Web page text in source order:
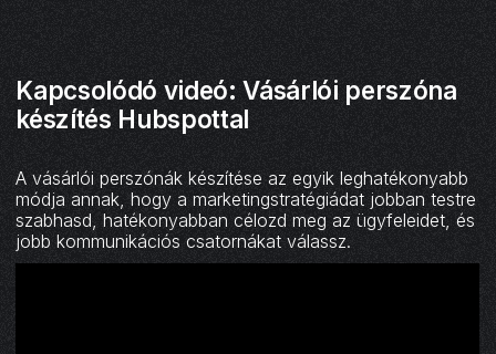
Kapcsolódó videó: Vásárlói perszóna
készítés Hubspottal
A vásárlói perszónák készítése az egyik leghatékonyabb
módja annak, hogy a marketingstratégiádat jobban testre
szabhasd, hatékonyabban célozd meg az ügyfeleidet, és
jobb kommunikációs csatornákat válassz.